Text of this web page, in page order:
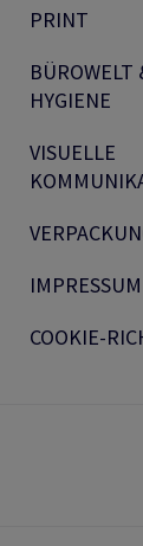
PRINT
BÜROWELT
HYGIENE
VISUELLE
IMPRESSUM
COOKIE-